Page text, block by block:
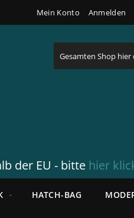
Mein Konto Anmelden
der EU - bitte hier
HATCH-BAG